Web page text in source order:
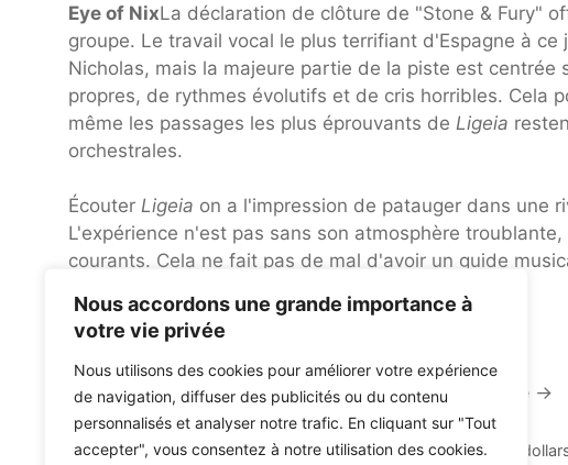
Nous accordons une grande importance à
votre vie privée
Nous utilisons des cookies pour améliorer votre expérience
de navigation, diffuser des publicités ou du contenu
personnalisés et analyser notre trafic. En cliquant sur "Tout
accepter", vous consentez à notre utilisation des cookies.
Eye of NixLa déclaration de clôture de "Stone & Fury"
groupe. Le travail vocal le plus terrifiant d'Espagne à
Nicholas, mais la majeure partie de la piste est
propres, de rythmes évolutifs et de cris horribles. Cela
même les passages les plus éprouvants de Ligeia
orchestrales.
Écouter Ligeia on a l'impression de patauger dans une
L'expérience n'est pas sans son atmosphère
courants. Cela ne fait pas de mal d'avoir un guide
Résultat: 8/10
Qu'est-ce que tu penses?Laissez un commentaire →
Akon construit une ville cryptographique de 6 milliards de